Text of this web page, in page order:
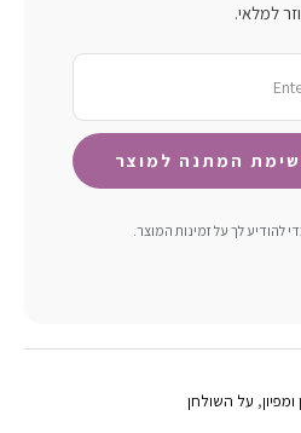
למלאי.
להודיע ​​לך על זמינות המוצר.
, על השולחן